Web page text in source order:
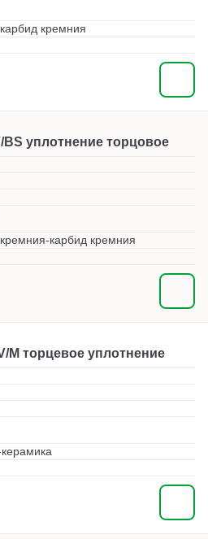
кремния
BS уплотнение торцовое
карбид кремния
M торцевое уплотнение